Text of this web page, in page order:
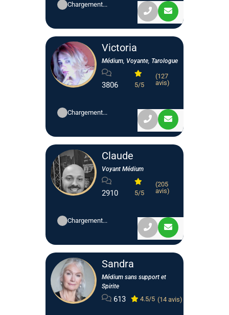
Chargement...
Victoria
Médium, Voyante, Tarologue
3806 5/5
(127
avis)
Chargement...
Claude
Voyant Médium
2910 5/5
(205
avis)
Chargement...
Sandra
Médium sans support et
Spirite
613 4.5/5 (14 avis)